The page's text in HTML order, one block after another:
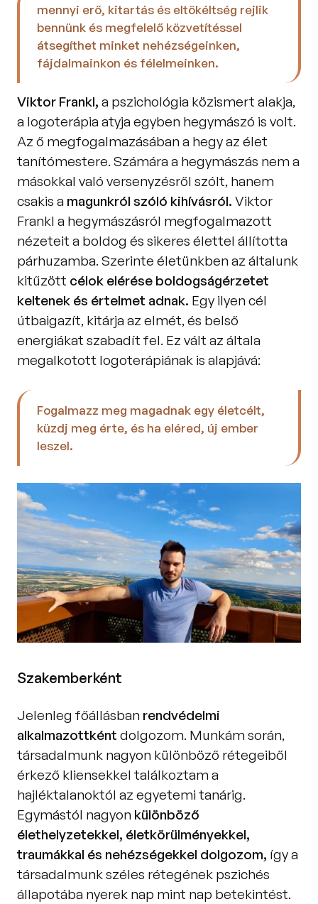
mennyi erő, kitartás és eltökéltség rejlik
bennünk és megfelelő közvetítéssel
átsegíthet minket nehézségeinken,
fájdalmainkon és félelmeinken.
Viktor Frankl, a pszichológia közismert alakja,
a logoterápia atyja egyben hegymászó is volt.
Az ő megfogalmazásában a hegy az élet
tanítómestere. Számára a hegymászás nem a
másokkal való versenyzésről szólt, hanem
csakis a magunkról szóló kihívásról. Viktor
Frankl a hegymászásról megfogalmazott
nézeteit a boldog és sikeres élettel állította
párhuzamba. Szerinte életünkben az általunk
kitűzött célok elérése boldogságérzetet
keltenek és értelmet adnak. Egy ilyen cél
útbaigazít, kitárja az elmét, és belső
energiákat szabadít fel. Ez vált az általa
megalkotott logoterápiának is alapjává:
Fogalmazz meg magadnak egy életcélt,
küzdj meg érte, és ha eléred, új ember
leszel.
Szakemberként
Jelenleg főállásban rendvédelmi
alkalmazottként dolgozom. Munkám során,
társadalmunk nagyon különböző rétegeiből
érkező kliensekkel találkoztam a
hajléktalanoktól az egyetemi tanárig.
Egymástól nagyon különböző
élethelyzetekkel, életkörülményekkel,
traumákkal és nehézségekkel dolgozom, így a
társadalmunk széles rétegének pszichés
állapotába nyerek nap mint nap betekintést.